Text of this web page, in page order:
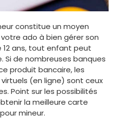
constitue un moyen
ado à bien gérer son
12 ans, tout enfant peut
Si de nombreuses banques
produit bancaire, les
(en ligne) sont ceux
Point sur les possibilités
la meilleure carte
mineur.